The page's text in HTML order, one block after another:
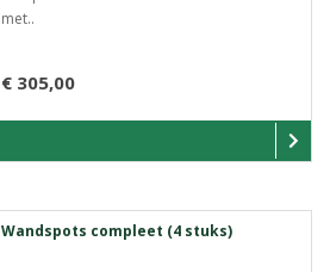
met..
€ 305,00
Wandspots compleet (4 stuks)